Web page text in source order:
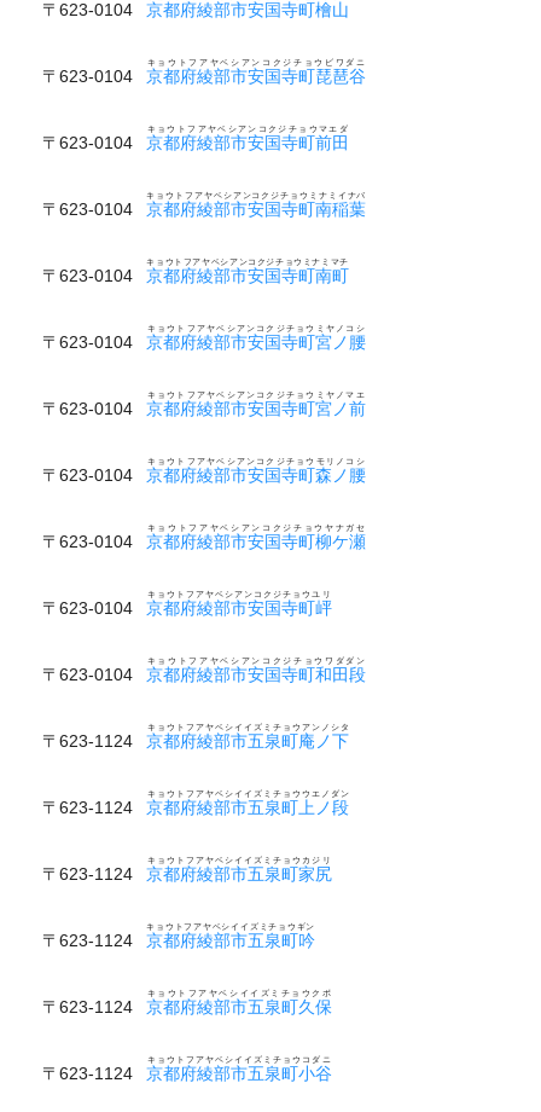
〒623-0104 京都府綾部市安国寺町檜山
〒623-0104 京都府綾部市安国寺町琵琶谷
キョウトフアヤベシアンコクジチョウビワダニ
〒623-0104 京都府綾部市安国寺町前田
キョウトフアヤベシアンコクジチョウマエダ
〒623-0104 京都府綾部市安国寺町南稲葉
キョウトフアヤベシアンコクジチョウミナミイナバ
〒623-0104 京都府綾部市安国寺町南町
キョウトフアヤベシアンコクジチョウミナミマチ
〒623-0104 京都府綾部市安国寺町宮ノ腰
キョウトフアヤベシアンコクジチョウミヤノコシ
〒623-0104 京都府綾部市安国寺町宮ノ前
キョウトフアヤベシアンコクジチョウミヤノマエ
〒623-0104 京都府綾部市安国寺町森ノ腰
キョウトフアヤベシアンコクジチョウモリノコシ
〒623-0104 京都府綾部市安国寺町柳ケ瀬
キョウトフアヤベシアンコクジチョウヤナガセ
〒623-0104 京都府綾部市安国寺町岼
キョウトフアヤベシアンコクジチョウユリ
〒623-0104 京都府綾部市安国寺町和田段
キョウトフアヤベシアンコクジチョウワダダン
〒623-1124 京都府綾部市五泉町庵ノ下
キョウトフアヤベシイイズミチョウアンノシタ
〒623-1124 京都府綾部市五泉町上ノ段
キョウトフアヤベシイイズミチョウウエノダン
〒623-1124 京都府綾部市五泉町家尻
キョウトフアヤベシイイズミチョウカジリ
〒623-1124 京都府綾部市五泉町吟
キョウトフアヤベシイイズミチョウギン
〒623-1124 京都府綾部市五泉町久保
キョウトフアヤベシイイズミチョウクボ
〒623-1124 京都府綾部市五泉町小谷
キョウトフアヤベシイイズミチョウコダニ